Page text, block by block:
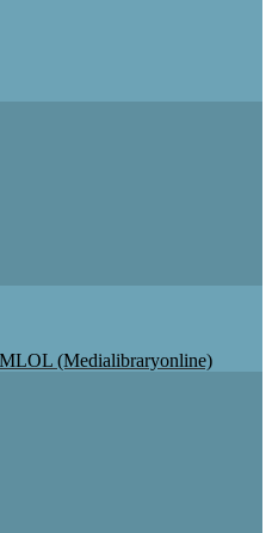
(Medialibraryonline)